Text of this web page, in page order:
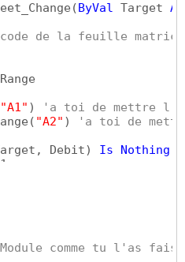
( ByVal Target As
de la feuille matrice
Range
"A1" )
'a toi de mettre
( "A2" )
'a toi de
Debit) Is Nothing
comme tu l'as fais